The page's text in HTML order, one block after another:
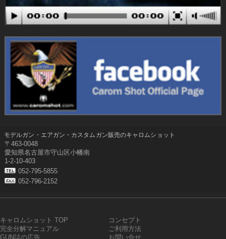
モデルガン・エアガン・カスタムガン販売のキャロムショット
〒463-0048
愛知県名古屋市守山区小幡南
1-2-10-403
052-795-5855
052-796-2152
キャロムショット TOP
完全分解マニュアル
GUN誌の広告
コンセプト
ご利用方法
お問い合せ